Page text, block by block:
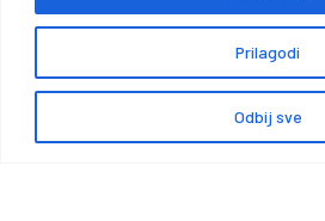
Prilagodi
Odbij sve
Politika kolačića Politika privatnosti
Impressum
Garancije, povrati i reklamacije